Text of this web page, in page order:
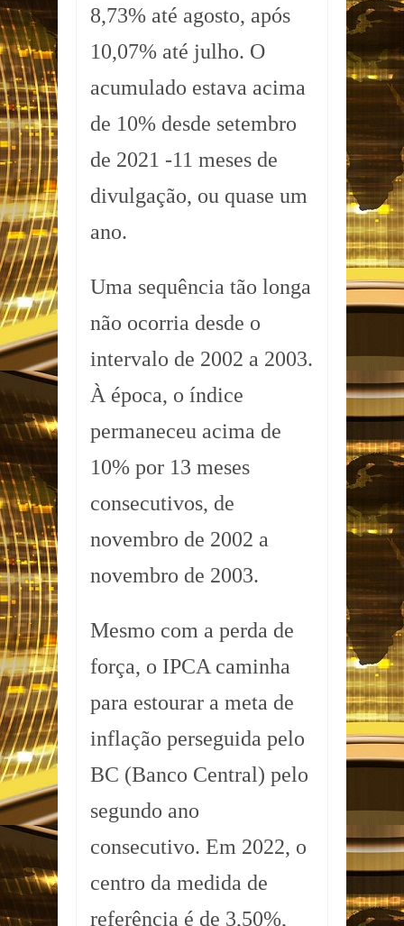
8,73% até agosto, após
10,07% até julho. O
acumulado estava acima
de 10% desde setembro
de 2021 -11 meses de
divulgação, ou quase um
ano.
Uma sequência tão longa
não ocorria desde o
intervalo de 2002 a 2003.
À época, o índice
permaneceu acima de
10% por 13 meses
consecutivos, de
novembro de 2002 a
novembro de 2003.
Mesmo com a perda de
força, o IPCA caminha
para estourar a meta de
inflação perseguida pelo
BC (Banco Central) pelo
segundo ano
consecutivo. Em 2022, o
centro da medida de
referência é de 3,50%,